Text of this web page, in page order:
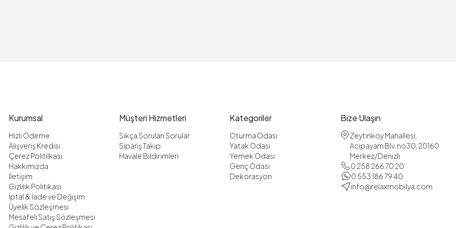
Kurumsal
Hızlı Ödeme
Alışveriş Kredisi
Çerez Politilkası
Hakkımızda
İletişim
Gizlilik Politikası
İptal & İade ve Değişim
Üyelik Sözleşmesi
Mesafeli Satış Sözleşmesi
Müşteri Hizmetleri
Sıkça Sorulan Sorular
Sipariş Takip
Havale Bildirimleri
Kategoriler
Oturma Odası
Yatak Odası
Yemek Odası
Genç Odası
Dekorasyon
Bize Ulaşın
Zeytinköy Mahallesi,
Acıpayam Blv. no30, 20160
Merkez/Denizli
0 258 266 70 20
0 553 186 79 40
info@relaxmobilya.com